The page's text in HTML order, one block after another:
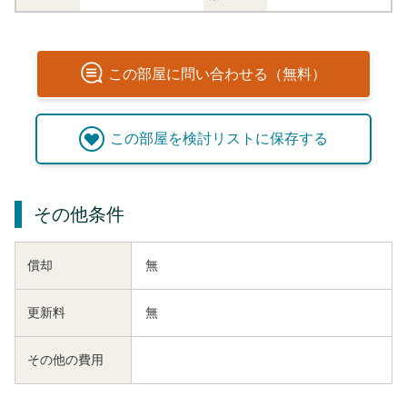
この部屋に問い合わせる（無料）
この部屋を検討リストに保存する
その他条件
償却 無
更新料 無
その他の費用